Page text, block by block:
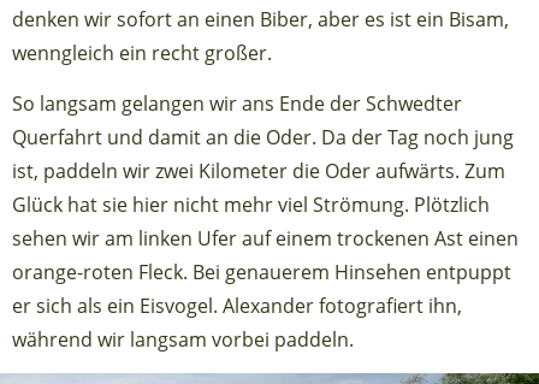
denken wir sofort an einen Biber, aber es ist ein Bisam,
wenngleich ein recht großer.
So langsam gelangen wir ans Ende der Schwedter
Querfahrt und damit an die Oder. Da der Tag noch jung
ist, paddeln wir zwei Kilometer die Oder aufwärts. Zum
Glück hat sie hier nicht mehr viel Strömung. Plötzlich
sehen wir am linken Ufer auf einem trockenen Ast einen
orange-roten Fleck. Bei genauerem Hinsehen entpuppt
er sich als ein Eisvogel. Alexander fotografiert ihn,
während wir langsam vorbei paddeln.